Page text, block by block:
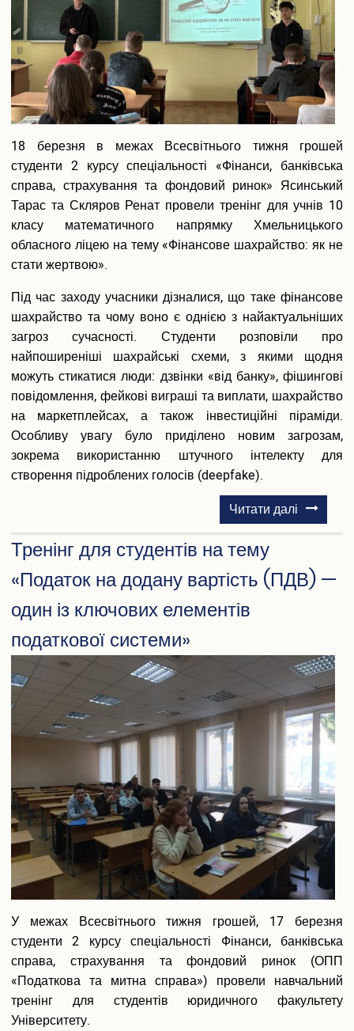
не
18 березня в межах Всесвітнього тижня грошей
студенти 2 курсу спеціальності «Фінанси, банківська
справа, страхування та фондовий ринок» Ясинський
Тарас та Скляров Ренат провели тренінг для учнів 10
класу математичного напрямку Хмельницького
обласного ліцею на тему «Фінансове шахрайство: як не
стати жертвою».
Під час заходу учасники дізналися, що таке фінансове
шахрайство та чому воно є однією з найактуальніших
загроз сучасності. Студенти розповіли про
найпоширеніші шахрайські схеми, з якими щодня
можуть стикатися люди: дзвінки «від банку», фішингові
повідомлення, фейкові виграші та виплати, шахрайство
на маркетплейсах, а також інвестиційні піраміди.
Особливу увагу було приділено новим загрозам,
зокрема використанню штучного інтелекту для
створення підроблених голосів (deepfake).
Читати далі про
Тренінг
учнів
на
як
не
стати
Тренінг для студентів на тему
«Податок на додану вартість (ПДВ) —
один із ключових елементів
податкової системи»
У межах Всесвітнього тижня грошей, 17 березня
студенти 2 курсу спеціальності Фінанси, банківська
справа, страхування та фондовий ринок (ОПП
«Податкова та митна справа») провели навчальний
тренінг для студентів юридичного факультету
Університету.